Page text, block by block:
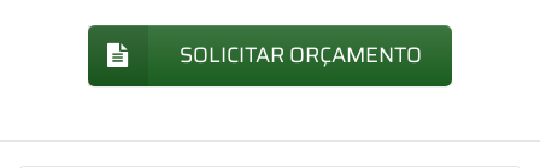
SOLICITAR ORÇAMENTO